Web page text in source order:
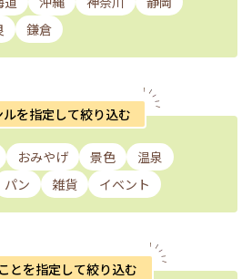
鎌倉
ルを指定して絞り込む
おみやげ 景色
温泉
パン 雑貨 イベント
とを指定して絞り込む